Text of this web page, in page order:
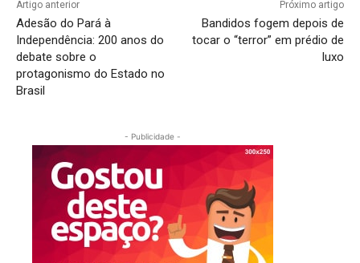
Artigo anterior
Adesão do Pará à
Independência: 200 anos do
debate sobre o
protagonismo do Estado no
Brasil
Próximo artigo
Bandidos fogem depois de
tocar o “terror” em prédio de
luxo
- Publicidade -